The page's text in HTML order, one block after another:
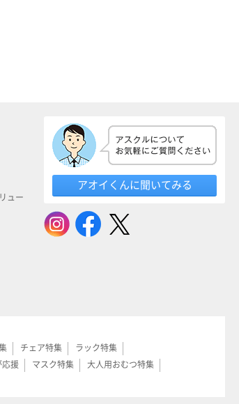
ュー
アオイくんに聞いてみる
チェア特集
ラック特集
応援 マスク特集
大人用おむつ特集